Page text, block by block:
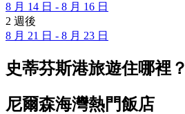
8 月 14 日 - 8 月 16 日
2 週後
8 月 21 日 - 8 月 23 日
史蒂芬斯港旅遊住哪裡？
尼爾森海灣熱門飯店